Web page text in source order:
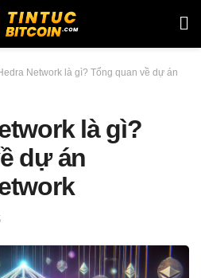
Network là gì? Tổng quan về dự án
là gì?
dự án